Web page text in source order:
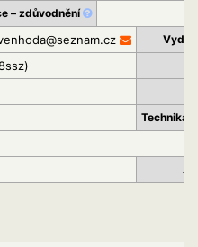
– zdůvodnění
Technika